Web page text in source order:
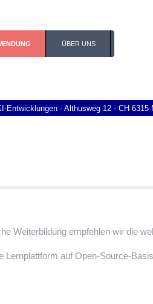
ÜBER UNS
Entwicklungen - Althusweg 12 - CH
Weiterbildung empfehlen wir die
auf Open-Source-